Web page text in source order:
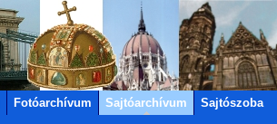
Fotóarchívum Sajtóarchívum
Sajtószoba